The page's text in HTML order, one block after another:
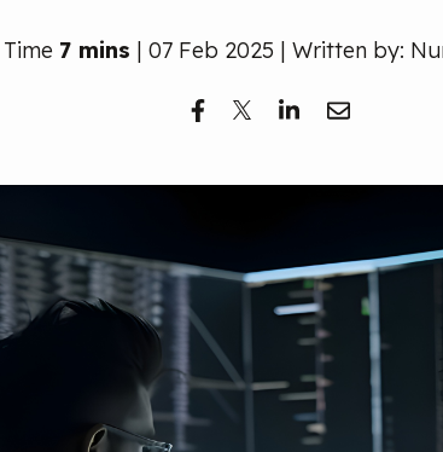
7 mins | 07 Feb 2025 | Written by: